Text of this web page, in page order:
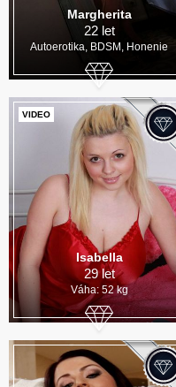
Margherita
22 let
Autoerotika, BDSM, Honenie
VIDEO
Isabella
29 let
Váha: 52 kg